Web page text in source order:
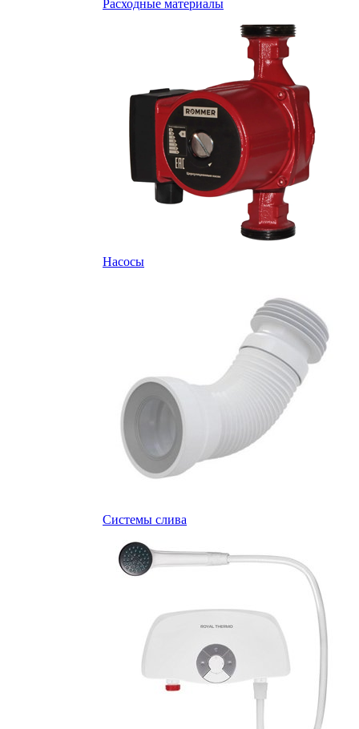
Расходные материалы
Насосы
Системы слива